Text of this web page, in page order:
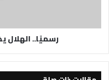
رسميًا.. الهلال